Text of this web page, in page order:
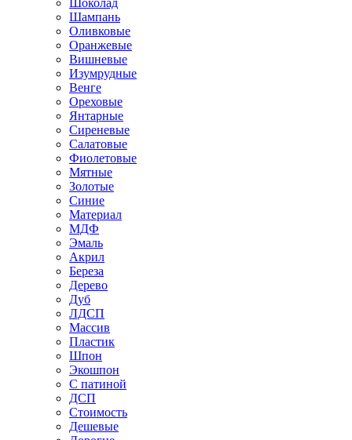
Шоколад
Шампань
Оливковые
Оранжевые
Вишневые
Изумрудные
Венге
Ореховые
Янтарные
Сиреневые
Салатовые
Фиолетовые
Мятные
Золотые
Синие
Материал
МДФ
Эмаль
Акрил
Береза
Дерево
Дуб
ЛДСП
Массив
Пластик
Шпон
Экошпон
С патиной
ДСП
Стоимость
Дешевые